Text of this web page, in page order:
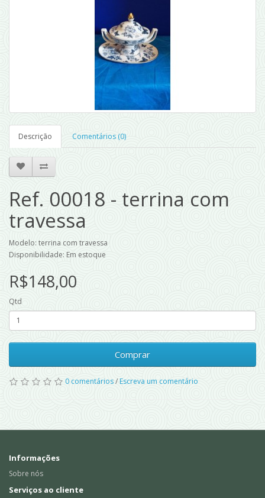
Descrição Comentários (0)
Ref. 00018 - terrina com
travessa
Modelo: terrina com travessa
Disponibilidade: Em estoque
R$148,00
Qtd
Comprar
0 comentários/Escreva um comentário
Informações
Sobre nós
Serviços ao cliente